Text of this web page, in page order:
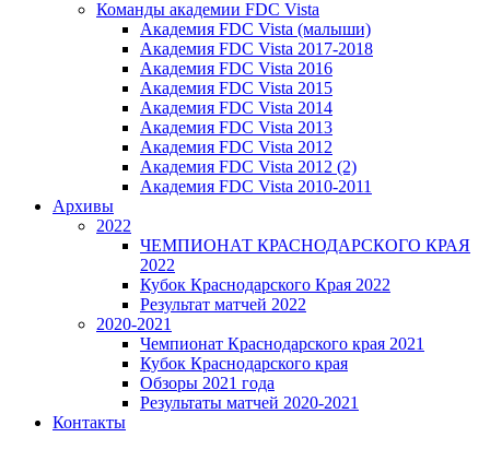
Команды академии FDC Vista
Академия FDC Vista (малыши)
Академия FDC Vista 2017-2018
Академия FDC Vista 2016
Академия FDC Vista 2015
Академия FDC Vista 2014
Академия FDC Vista 2013
Академия FDC Vista 2012
Академия FDC Vista 2012 (2)
Академия FDC Vista 2010-2011
Архивы
2022
ЧЕМПИОНАТ КРАСНОДАРСКОГО КРАЯ
2022
Кубок Краснодарского Края 2022
Результат матчей 2022
2020-2021
Чемпионат Краснодарского края 2021
Кубок Краснодарского края
Обзоры 2021 года
Результаты матчей 2020-2021
Контакты